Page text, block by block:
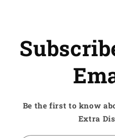
Be the first to know
Extra